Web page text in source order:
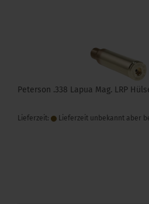
Peterson .338 Lapua Mag. LRP
Lieferzeit: Lieferzeit unbekannt aber